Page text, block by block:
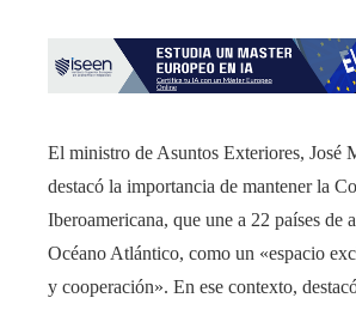
El ministro de Asuntos Exteriores, José
destacó la importancia de mantener la
Iberoamericana, que une a 22 países de
Océano Atlántico, como un «espacio
y cooperación». En ese contexto,